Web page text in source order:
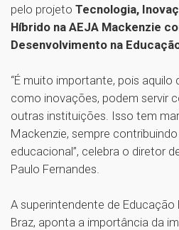
pelo projeto Tecnologia,
Híbrido na AEJA Mackenzie
Desenvolvimento na
“É muito importante, pois aquilo
como inovações, podem servir
outras instituições. Isso tem
Mackenzie, sempre
educacional”, celebra o diretor
Paulo Fernandes.
A superintendente de
Braz, aponta a importância da